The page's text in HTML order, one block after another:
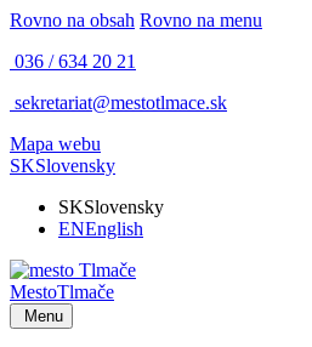
Rovno na obsah Rovno na menu
036 / 634 20 21
sekretariat@mestotlmace.sk
Mapa webu
SKSlovensky
SKSlovensky
ENEnglish
MestoTlmače
Menu